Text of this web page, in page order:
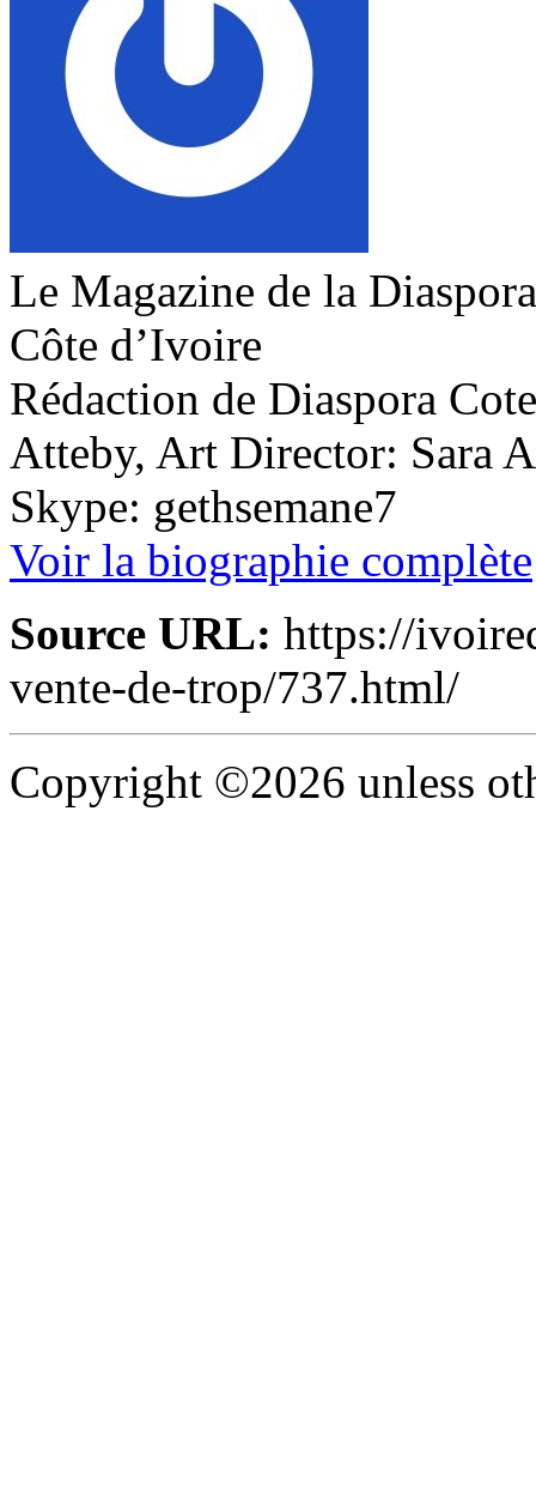
Le Magazine de la
Côte d’Ivoire
Rédaction de Diaspora
Atteby, Art Director: Sara
Skype: gethsemane7
Voir la biographie complète
Source URL: https://
vente-de-trop/737.html/
Copyright ©2026 unless